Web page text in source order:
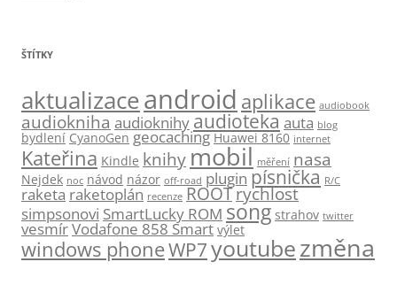
ŠTÍTKY
aktualizaceandroid aplikace audiobook
audiokniha audioknihy audioteka auta blog
bydlení CyanoGen geocaching Huawei 8160 internet
Kateřina Kindle knihy mobil měření nasa
Nejdek noc návod názor off-road plugin písnička R/C
raketa raketoplán recenze ROOTrychlost
simpsonovi SmartLucky ROM song strahov twitter
vesmírVodafone 858 Smart výlet
windows phoneWP7youtubezměna